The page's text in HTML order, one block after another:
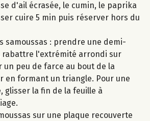
d'ail écrasée, le cumin, le paprika
cuire 5 min puis réserver hors du
samoussas : prendre une demi-
rabattre l'extrémité arrondi sur
un peu de farce au bout de la
en formant un triangle. Pour une
glisser la fin de la feuille à
sur une plaque recouverte